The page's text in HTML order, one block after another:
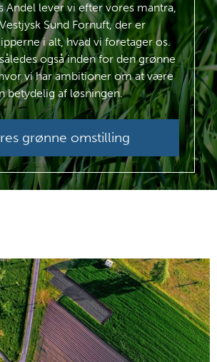
Andel lever vi efter vores mantra,
Sund Fornuft, der er
i alt, hvad vi foretager os.
også inden for den grønne
vi har ambitioner om at være
betydelig af løsningen.
grønne omstilling